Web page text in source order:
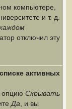
компьютере,
и т. д.
отключил эту
активных
опцию Скрывать
Да , и вы